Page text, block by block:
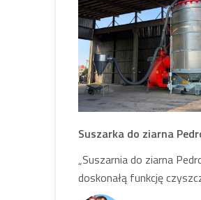
Suszarka do ziarna
„Suszarnia do ziarna
doskonałą funkcję